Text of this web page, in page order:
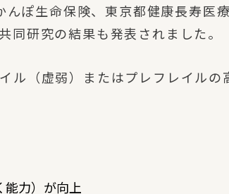
ぽ生命保険、東京都健康長寿医
同研究の結果も発表されました。
ル（虚弱）またはプレフレイル
力）が向上